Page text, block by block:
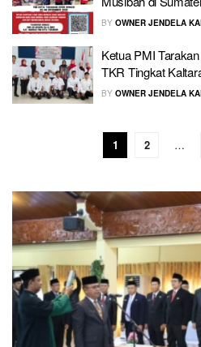
BY OWNER JENDELA
Ketua PMI
TKR Tingkat
BY OWNER JENDELA
1 2 …